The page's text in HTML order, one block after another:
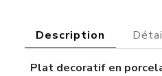
Description
Plat decoratif en